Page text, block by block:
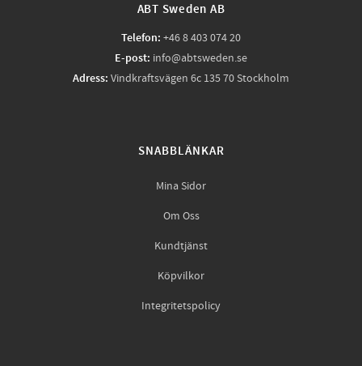
ABT Sweden AB
Telefon: +46 8 403 074 20
E-post: info@abtsweden.se
Adress: Vindkraftsvägen 6c 135 70 Stockholm
SNABBLÄNKAR
Mina Sidor
Om Oss
Kundtjänst
Köpvilkor
Integritetspolicy